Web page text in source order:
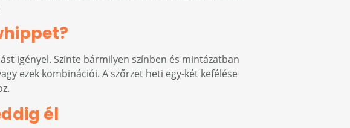
igényel. Szinte bármilyen színben és mintázatban
ezek kombinációi. A szőrzet heti egy-két kefélése
él